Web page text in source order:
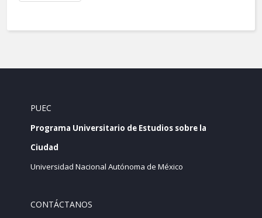
PUEC
Programa Universitario de Estudios sobre la
Ciudad
Universidad Nacional Autónoma de México
CONTÁCTANOS